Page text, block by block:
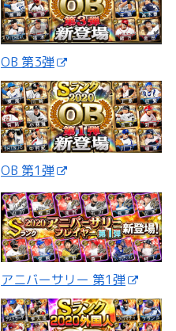
OB 第3弾
OB 第1弾
アニバーサリー 第1弾